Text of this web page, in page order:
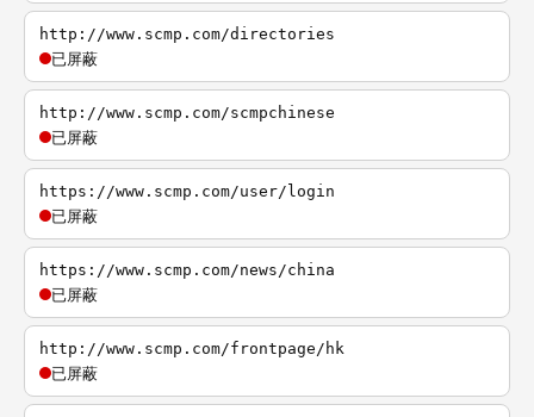
http://www.scmp.com/directories
已屏蔽
http://www.scmp.com/scmpchinese
已屏蔽
https://www.scmp.com/user/login
已屏蔽
https://www.scmp.com/news/china
已屏蔽
http://www.scmp.com/frontpage/hk
已屏蔽